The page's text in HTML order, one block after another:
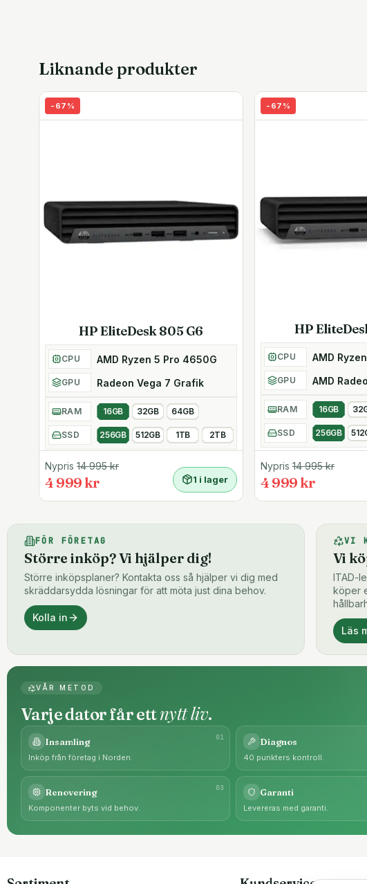
Liknande produkter
- 67 %
HP EliteDesk 805 G6
CPU AMD Ryzen 5 Pro 4650G
GPU Radeon Vega 7 Grafik
RAM 16GB 32GB 64GB
SSD 256GB 512GB 1TB 2TB
Nypris 14 995kr
4 999 kr 1 i lager
- 67 %
HP
CPU AMD
GPU AMD
RAM 16GB
SSD 256GB
Nypris 14 995kr
4 999 kr
FÖR FÖRETAG
Större inköp? Vi hjälper dig!
Större inköpsplaner? Kontakta oss så hjälper vi dig med
skräddarsydda lösningar för att möta just dina behov.
Kolla in
VI
Vi
ITAD-
köper
Läs
VÅR METOD
Varje dator får ettnytt liv.
01
Insamling
Inköp från företag i Norden.
Diagnos
40 punkters kontroll.
03
Renovering
Komponenter byts vid behov.
Garanti
Levereras med garanti.